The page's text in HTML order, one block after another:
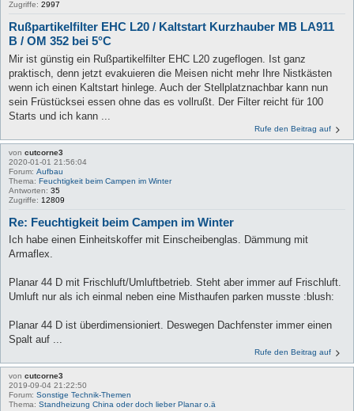
Zugriffe: 2997
Rußpartikelfilter EHC L20 / Kaltstart Kurzhauber MB LA911
B / OM 352 bei 5°C
Mir ist günstig ein Rußpartikelfilter EHC L20 zugeflogen. Ist ganz
praktisch, denn jetzt evakuieren die Meisen nicht mehr Ihre Nistkästen
wenn ich einen Kaltstart hinlege. Auch der Stellplatznachbar kann nun
sein Früstücksei essen ohne das es vollrußt. Der Filter reicht für 100
Starts und ich kann ...
Rufe den Beitrag auf
von cutcorne3
2020-01-01 21:56:04
Forum: Aufbau
Thema: Feuchtigkeit beim Campen im Winter
Antworten: 35
Zugriffe: 12809
Re: Feuchtigkeit beim Campen im Winter
Ich habe einen Einheitskoffer mit Einscheibenglas. Dämmung mit
Armaflex.
Planar 44 D mit Frischluft/Umluftbetrieb. Steht aber immer auf Frischluft.
Umluft nur als ich einmal neben eine Misthaufen parken musste :blush:
Planar 44 D ist überdimensioniert. Deswegen Dachfenster immer einen
Spalt auf ...
Rufe den Beitrag auf
von cutcorne3
2019-09-04 21:22:50
Forum: Sonstige Technik-Themen
Thema: Standheizung China oder doch lieber Planar o.ä